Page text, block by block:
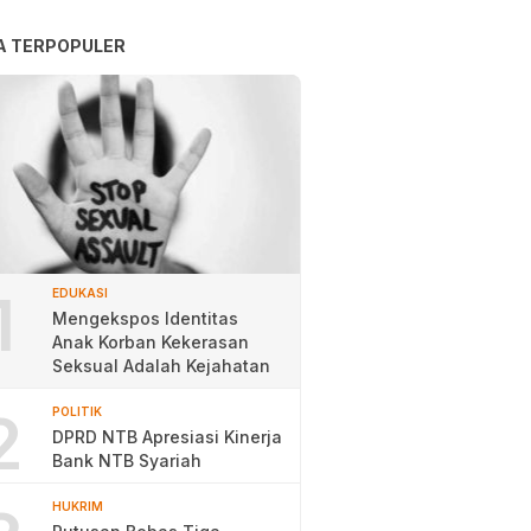
TERPOPULER
EDUKASI
Mengekspos Identitas
Anak Korban Kekerasan
Seksual Adalah Kejahatan
POLITIK
DPRD NTB Apresiasi Kinerja
Bank NTB Syariah
HUKRIM